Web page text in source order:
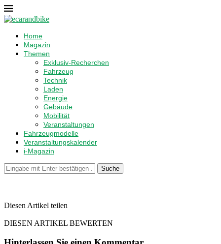
Home
Magazin
Themen
Exklusiv-Recherchen
Fahrzeug
Technik
Laden
Energie
Gebäude
Mobilität
Veranstaltungen
Fahrzeugmodelle
Veranstaltungskalender
i-Magazin
Suche
Diesen Artikel teilen
DIESEN ARTIKEL BEWERTEN